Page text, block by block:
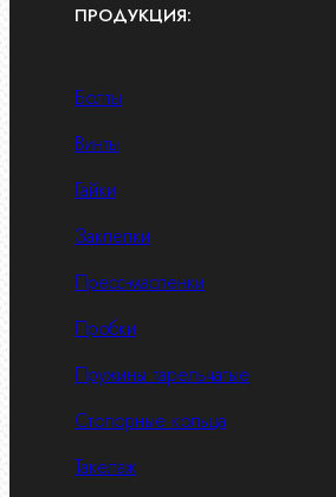
ПРОДУКЦИЯ:
Болты
Винты
Гайки
Заклепки
Пресс-масленки
Пробки
Пружины тарельчатые
Стопорные кольца
Такелаж